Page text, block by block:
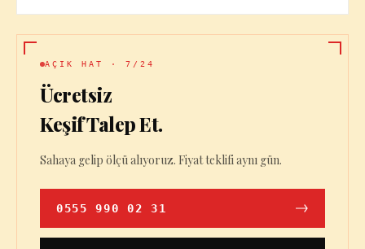
AÇIK HAT · 7/24
Ücretsiz
Keşif Talep Et.
Sahaya gelip ölçü alıyoruz. Fiyat teklifi aynı gün.
0555 990 02 31